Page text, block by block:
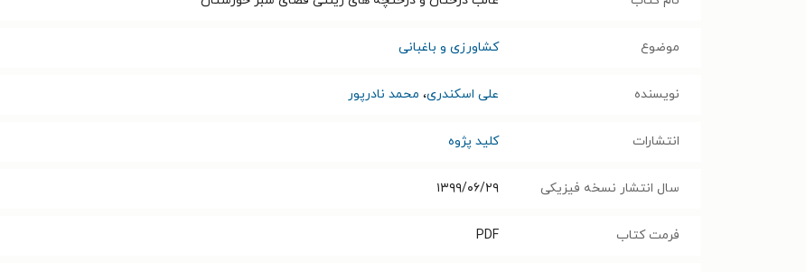
موضوع کشاورزی و باغبانی
نویسنده علی اسکندری، محمد نادرپور
انتشارات کلید پژوه
سال انتشار نسخه فیزیکی ۱۳۹۹/۰۶/۲۹
فرمت کتاب PDF